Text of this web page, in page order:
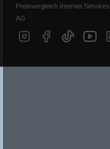
Preisvergleich Internet Services
AG